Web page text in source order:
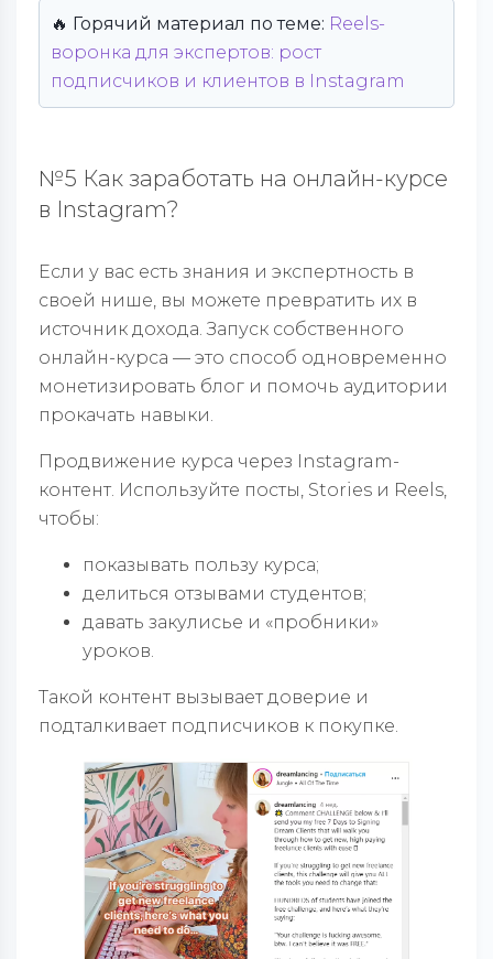
🔥 Горячий материал по теме: Reels-
воронка для экспертов: рост
подписчиков и клиентов в Instagram
№5 Как заработать на онлайн-курсе
в Instagram?
Если у вас есть знания и экспертность в
своей нише, вы можете превратить их в
источник дохода. Запуск собственного
онлайн-курса — это способ одновременно
монетизировать блог и помочь аудитории
прокачать навыки.
Продвижение курса через Instagram-
контент. Используйте посты, Stories и Reels,
чтобы:
показывать пользу курса;
делиться отзывами студентов;
давать закулисье и «пробники»
уроков.
Такой контент вызывает доверие и
подталкивает подписчиков к покупке.